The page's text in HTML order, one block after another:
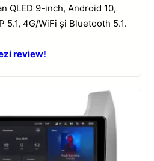
QLED 9-inch, Android 10,
5.1, 4G/WiFi și Bluetooth 5.1.
review!